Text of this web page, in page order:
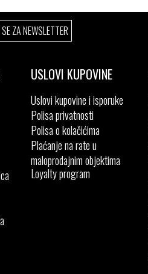
Izaberi željeni
36
ZA NEWSLETTER
USLOVI KUPOVINE
Uslovi kupovine i isporuke
Polisa privatnosti
Polisa o kolačićima
Plaćanje na rate u
maloprodajnim objektima
Loyalty program